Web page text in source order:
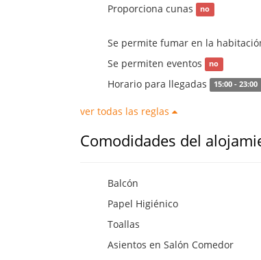
Proporciona cunas no
Se permite fumar en la
Se permiten eventos no
Horario para llegadas 15:00 - 23:00
ver todas las reglas
Comodidades del
Balcón
Papel Higiénico
Toallas
Asientos en Salón Comedor